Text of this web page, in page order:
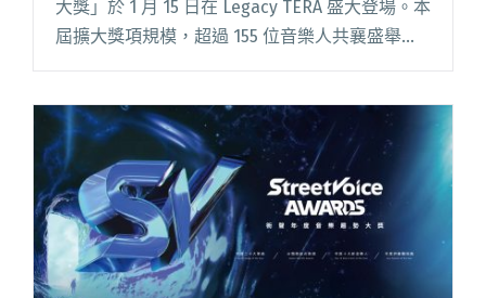
大獎」於 1 月 15 日在 Legacy TERA 盛大登場。本
屆擴大獎項規模，超過 155 位音樂人共襄盛舉。
聲年度音樂趨勢大獎」擴大規模舉辦！邀張震
嶽、熊仔、國國、鄭宜農擔任頒獎嘉賓"